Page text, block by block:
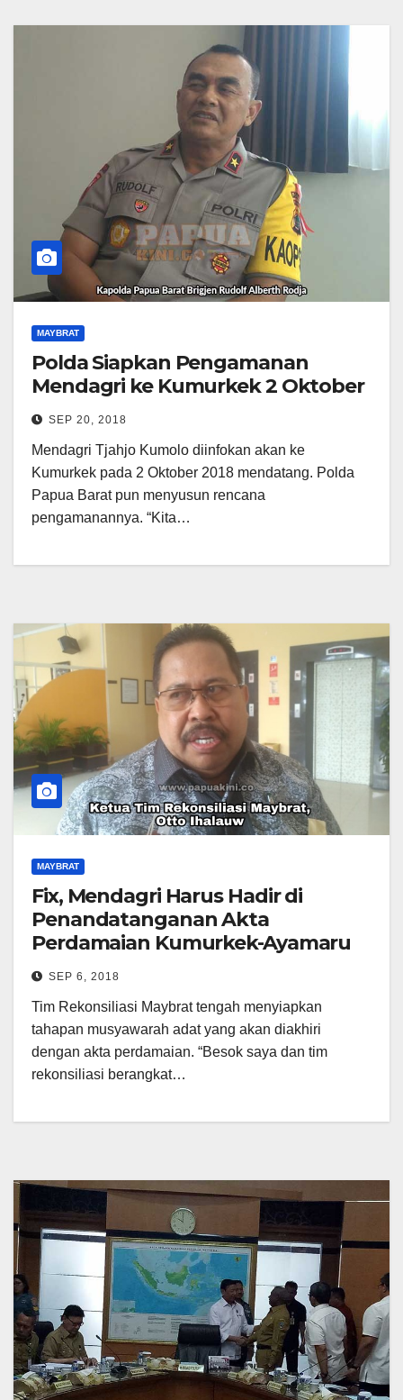
MAYBRAT
Polda Siapkan Pengamanan
Mendagri ke Kumurkek 2 Oktober
SEP 20, 2018
Mendagri Tjahjo Kumolo diinfokan akan ke
Kumurkek pada 2 Oktober 2018 mendatang. Polda
Papua Barat pun menyusun rencana
pengamanannya. “Kita…
MAYBRAT
Fix, Mendagri Harus Hadir di
Penandatanganan Akta
Perdamaian Kumurkek-Ayamaru
SEP 6, 2018
Tim Rekonsiliasi Maybrat tengah menyiapkan
tahapan musyawarah adat yang akan diakhiri
dengan akta perdamaian. “Besok saya dan tim
rekonsiliasi berangkat…